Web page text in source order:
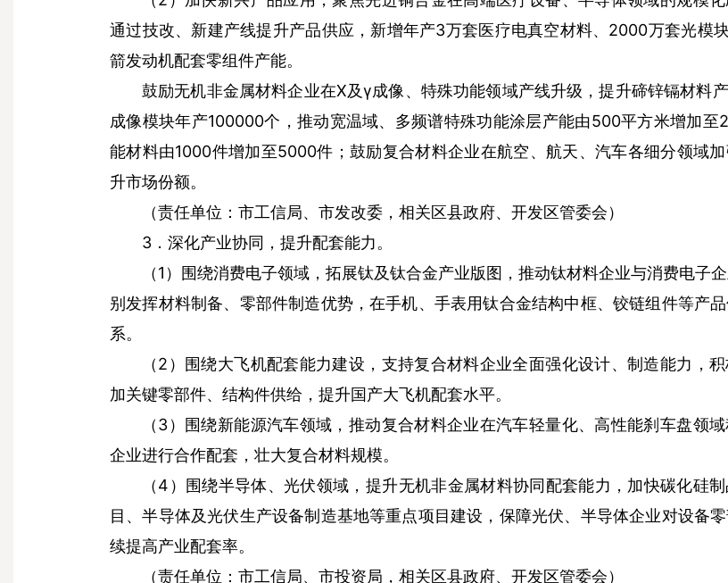
通过技改、新建产线提升产品供应，新增年产3万套医疗电真空材料、2000万套光模
箭发动机配套零组件产能。
鼓励无机非金属材料企业在X及γ成像、特殊功能领域产线升级，提升碲锌镉材料
成像模块年产100000个，推动宽温域、多频谱特殊功能涂层产能由500平方米增加至
能材料由1000件增加至5000件；鼓励复合材料企业在航空、航天、汽车各细分领域
升市场份额。
（责任单位：市工信局、市发改委，相关区县政府、开发区管委会）
3．深化产业协同，提升配套能力。
（1）围绕消费电子领域，拓展钛及钛合金产业版图，推动钛材料企业与消费电子
别发挥材料制备、零部件制造优势，在手机、手表用钛合金结构中框、铰链组件等产
系。
（2）围绕大飞机配套能力建设，支持复合材料企业全面强化设计、制造能力，
加关键零部件、结构件供给，提升国产大飞机配套水平。
（3）围绕新能源汽车领域，推动复合材料企业在汽车轻量化、高性能刹车盘领
企业进行合作配套，壮大复合材料规模。
（4）围绕半导体、光伏领域，提升无机非金属材料协同配套能力，加快碳化硅
目、半导体及光伏生产设备制造基地等重点项目建设，保障光伏、半导体企业对设备
续提高产业配套率。
（责任单位：市工信局、市投资局，相关区县政府、开发区管委会）